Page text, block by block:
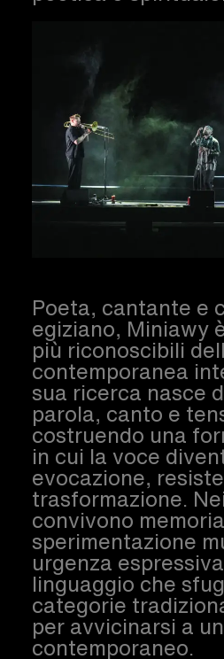
Poeta, cantante e
egiziano, Miniawy
più riconoscibili
contemporanea
sua ricerca nasce
parola, canto e
costruendo una
in cui la voce
evocazione,
trasformazione.
convivono
sperimentazione
urgenza
linguaggio che
categorie
per avvicinarsi a
contemporaneo.